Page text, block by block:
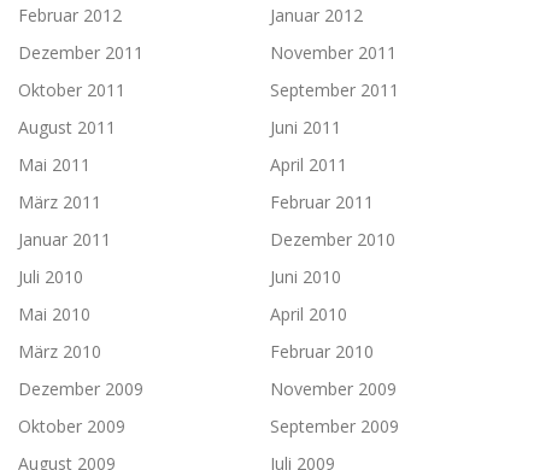
Februar 2012
Januar 2012
Dezember 2011
November 2011
Oktober 2011
September 2011
August 2011
Juni 2011
Mai 2011
April 2011
März 2011
Februar 2011
Januar 2011
Dezember 2010
Juli 2010
Juni 2010
Mai 2010
April 2010
März 2010
Februar 2010
Dezember 2009
November 2009
Oktober 2009
September 2009
August 2009
Juli 2009